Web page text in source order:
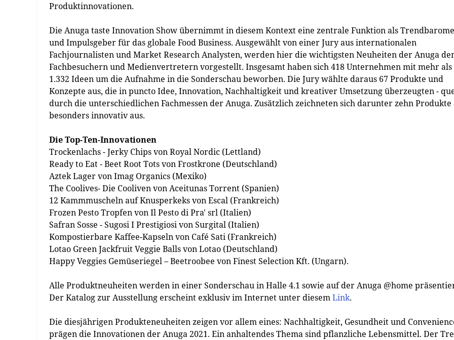
Produktinnovationen.
Die Anuga taste Innovation Show übernimmt in diesem Kontext eine zentrale Funktion als
und Impulsgeber für das globale Food Business. Ausgewählt von einer Jury aus internationalen
Fachjournalisten und Market Research Analysten, werden hier die wichtigsten Neuheiten der Anuga
Fachbesuchern und Medienvertretern vorgestellt. Insgesamt haben sich 418 Unternehmen mit mehr als
1.332 Ideen um die Aufnahme in die Sonderschau beworben. Die Jury wählte daraus 67 Produkte und
Konzepte aus, die in puncto Idee, Innovation, Nachhaltigkeit und kreativer Umsetzung überzeugten -
durch die unterschiedlichen Fachmessen der Anuga. Zusätzlich zeichneten sich darunter zehn Produkte
besonders innovativ aus.
Die Top-Ten-Innovationen
Trockenlachs - Jerky Chips von Royal Nordic (Lettland)
Ready to Eat - Beet Root Tots von Frostkrone (Deutschland)
Aztek Lager von Imag Organics (Mexiko)
The Coolives- Die Cooliven von Aceitunas Torrent (Spanien)
12 Kammmuscheln auf Knusperkeks von Escal (Frankreich)
Frozen Pesto Tropfen von Il Pesto di Pra' srl (Italien)
Safran Sosse - Sugosi I Prestigiosi von Surgital (Italien)
Kompostierbare Kaffee-Kapseln von Café Sati (Frankreich)
Lotao Green Jackfruit Veggie Balls von Lotao (Deutschland)
Happy Veggies Gemüseriegel – Beetroobee von Finest Selection Kft. (Ungarn).
Alle Produktneuheiten werden in einer Sonderschau in Halle 4.1 sowie auf der Anuga @home
Der Katalog zur Ausstellung erscheint exklusiv im Internet unter diesemLink.
Die diesjährigen Produkteneuheiten zeigen vor allem eines: Nachhaltigkeit, Gesundheit und
prägen die Innovationen der Anuga 2021. Ein anhaltendes Thema sind pflanzliche Lebensmittel. Der